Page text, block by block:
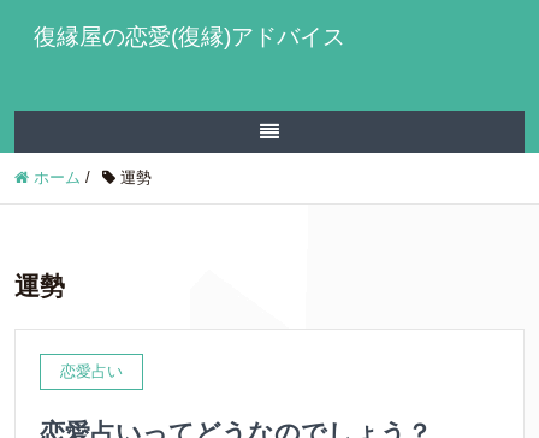
復縁屋の恋愛(復縁)アドバイス
ホーム / 運勢
運勢
恋愛占い